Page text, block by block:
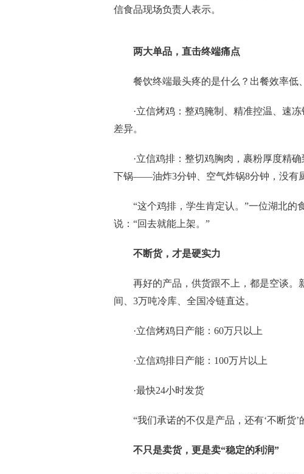
信食品现场负责人表示。
两大单品，直击终端痛点
餐饮终端最头疼的是什么？出餐效率低
·立信烤鸡：整鸡腌制、精准控温、速
差异。
·立信鸡排：整切鸡胸肉，裹粉厚度精
下锅——油炸3分钟、空气炸锅8分钟，没有
“这个鸡排，学生肯定认。”一位湖北的
说：“回去就能上架。”
不断货，才是硬实力
再好的产品，供货跟不上，都是空谈。
间、3万吨冷库、全国冷链直达。
·立信烤鸡日产能：60万只以上
·立信鸡排日产能：100万片以上
·最快24小时发货
“我们承诺的不仅是产品，还有‘不断货’
不只是卖货，更是卖“稳定的利润”